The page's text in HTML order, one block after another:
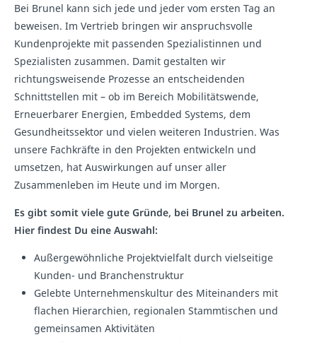
Bei Brunel kann sich jede und jeder vom ersten Tag an
beweisen. Im Vertrieb bringen wir anspruchsvolle
Kundenprojekte mit passenden Spezialistinnen und
Spezialisten zusammen. Damit gestalten wir
richtungsweisende Prozesse an entscheidenden
Schnittstellen mit – ob im Bereich Mobilitätswende,
Erneuerbarer Energien, Embedded Systems, dem
Gesundheitssektor und vielen weiteren Industrien. Was
unsere Fachkräfte in den Projekten entwickeln und
umsetzen, hat Auswirkungen auf unser aller
Zusammenleben im Heute und im Morgen.
Es gibt somit viele gute Gründe, bei Brunel zu arbeiten.
Hier findest Du eine Auswahl:
Außergewöhnliche Projektvielfalt durch vielseitige
Kunden- und Branchenstruktur
Gelebte Unternehmenskultur des Miteinanders mit
flachen Hierarchien, regionalen Stammtischen und
gemeinsamen Aktivitäten